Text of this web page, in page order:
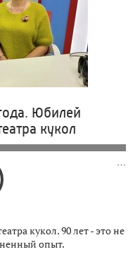
Юбилей
кукол
…
кукол. 90 лет - это не
опыт.